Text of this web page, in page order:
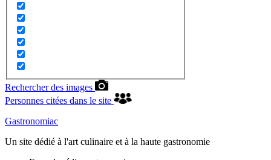
Rechercher des images
Personnes citées dans le site
Gastronomiac
Un site dédié à l'art culinaire et à la haute gastronomie